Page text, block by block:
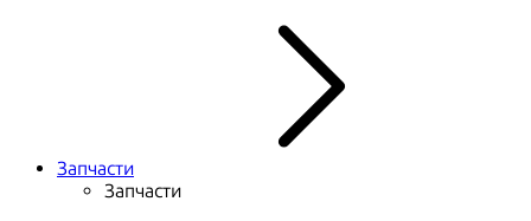
Запчасти
Запчасти